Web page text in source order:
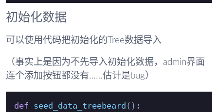
初始化数据
可以使用代码把初始化的Tree数据导入
（事实上是因为不先导入初始化数据，admin界面
连个添加按钮都没有……估计是bug）
def seed_data_treebeard ():